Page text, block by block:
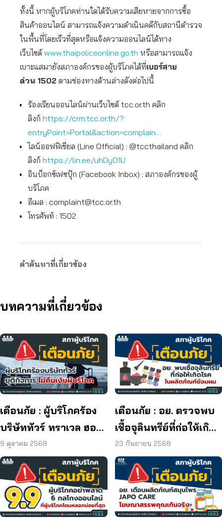
ทั้งนี้ หากผู้บริโภคท่านใดได้รับความเสียหายจากการซื้อ
สินค้าออนไลน์ สามารถแจ้งความดำเนินคดีกับสถานีตำรวจ
ในพื้นที่โดยเร็วที่สุดหรือแจ้งความออนไลน์ได้ทาง
เว็บไซต์ www.thaipoliceonline.go.th หรือสามารถแจ้ง
เบาะแสมายังสภาองค์กรของผู้บริโภคได้ที่เบอร์สาย
ด่วน 1502 ตามช่องทางด้านล่างดังต่อไปนี้
ร้องเรียนออนไลน์ผ่านเว็บไซต์ tcc.or.th คลิก
ลิงก์ https://crm.tcc.or.th/?
entryPoint=Portal&action=complain…
ไลน์ออฟฟิเชียล (Line Official) : @tccthailand คลิก
ลิงก์ https://lin.ee/uhDyO1U
อินบ็อกซ์เฟซบุ๊ก (Facebook Inbox) : สภาองค์กรของผู้
บริโภค
อีเมล : complaint@tcc.or.th
โทรศัพท์ : 1502
คำค้นหาที่เกี่ยวข้อง
บทความที่เกี่ยวข้อง
เตือนภัย : ผู้บริโภคร้อง
บริษัททัวร์ ทราเวล ฮอลิ
เดย์ ยุติกิจการ ไม่คืนเงิน
ผู้บริโภค
9 ตุลาคม 2568
เตือนภัย : อย. ตรวจพบ
เชื้อจุลินทรีย์ที่ก่อให้เกิด
โรค และพบแบคทีเรีย
ยีสต์ และรา เกิน
มาตรฐานกำหนด ใน
ผลิตภัณฑ์ย้อมผม
23 กันยายน 2568